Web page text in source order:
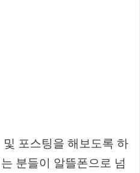
포스팅을 해보도록 하
분들이 알뜰폰으로 넘